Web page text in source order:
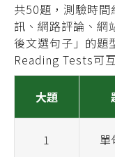
共50題，測驗時
訊、網路評論、網
後文選句子」的題
Reading Tests可
大題
1 單